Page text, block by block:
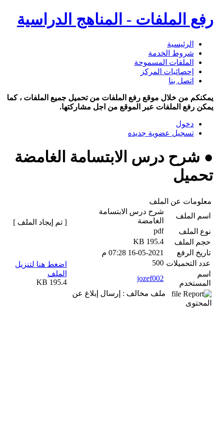
رفع الملفات - المناهج الدراسية
الرئيسية
شروط الخدمة
الملفات المسموحة
إحصائيات المركز
اتصل بنا
يمكنكم من خلال موقع رفع الملفات من تحميل جميع الملفات ، كما
يمكن رفع الملفات عبر الموقع من اجل مشاركتها.
دخول
تسجيل عضوية جديده
● شرح درس الابتسامة الغامضة
تحميل
معلومات عن الملف
اسم الملف
شرح درس الابتسامة
الغامضة
نوع الملف
pdf
حجم الملف
195.4 KB
تاريخ الرفع
16-05-2021 07:28 م
عدد التحميلات 500
اسم
المستخدم
jozef002
ملف مخالف : إرسال إبلاغ عن
المحتوى
[ تم إيجاد الملف ]
اضغط هنا لتنزيل
الملف
195.4 KB